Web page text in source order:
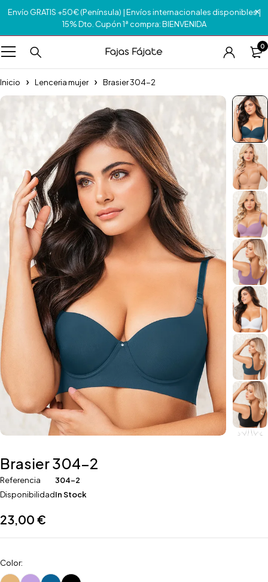
Envío GRATIS +50€ (Península) | Envíos internacionales disponibles |
15% Dto. Cupón 1ª compra: BIENVENIDA
0
Inicio Lenceria mujer Brasier 304-2
Brasier 304-2
Referencia
304-2
DisponibilidadIn Stock
23,00 €
Color: